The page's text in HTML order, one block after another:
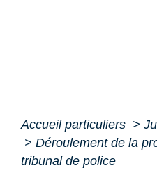
Accueil particuliers >
> Déroulement de la
tribunal de police